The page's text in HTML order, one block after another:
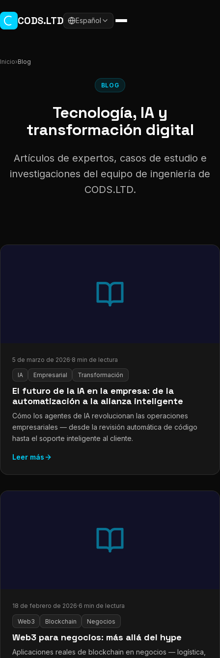
CODS.LTD Español
Inicio›Blog
BLOG
Tecnología, IA y
transformación digital
Artículos de expertos, casos de estudio e
investigaciones del equipo de ingeniería de
CODS.LTD.
5 de marzo de 2026·8 min de lectura
IA Empresarial Transformación
El futuro de la IA en la empresa: de la
automatización a la alianza inteligente
Cómo los agentes de IA revolucionan las operaciones
empresariales — desde la revisión automática de código
hasta el soporte inteligente al cliente.
Leer más
18 de febrero de 2026·6 min de lectura
Web3 Blockchain Negocios
Web3 para negocios: más allá del hype
Aplicaciones reales de blockchain en negocios — logística,